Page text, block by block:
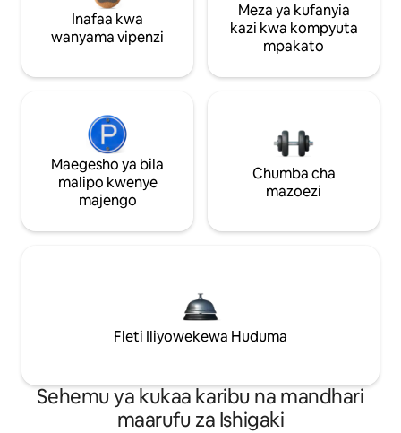
Inafaa kwa
wanyama vipenzi
Meza ya kufanyia
kazi kwa kompyuta
mpakato
Maegesho ya bila
malipo kwenye
majengo
Chumba cha
mazoezi
Fleti Iliyowekewa Huduma
Sehemu ya kukaa karibu na mandhari
maarufu za Ishigaki